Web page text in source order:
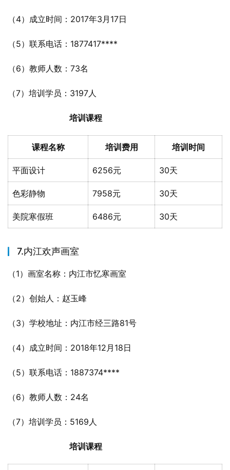
（4）成立时间：2017年3月17日
（5）联系电话：1877417****
（6）教师人数：73名
（7）培训学员：3197人
培训课程
课程名称 培训费用 培训时间
平面设计 6256元 30天
色彩静物 7958元 30天
美院寒假班 6486元 30天
7.内江欢声画室
（1）画室名称：内江市忆寒画室
（2）创始人：赵玉峰
（3）学校地址：内江市经三路81号
（4）成立时间：2018年12月18日
（5）联系电话：1887374****
（6）教师人数：24名
（7）培训学员：5169人
培训课程